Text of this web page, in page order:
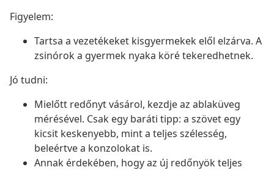
Figyelem:
Tartsa a vezetékeket kisgyermekek elől elzárva. A
zsinórok a gyermek nyaka köré tekeredhetnek.
Jó tudni:
Mielőtt redőnyt vásárol, kezdje az ablaküveg
mérésével. Csak egy baráti tipp: a szövet egy
kicsit keskenyebb, mint a teljes szélesség,
beleértve a konzolokat is.
Annak érdekében, hogy az új redőnyök teljes